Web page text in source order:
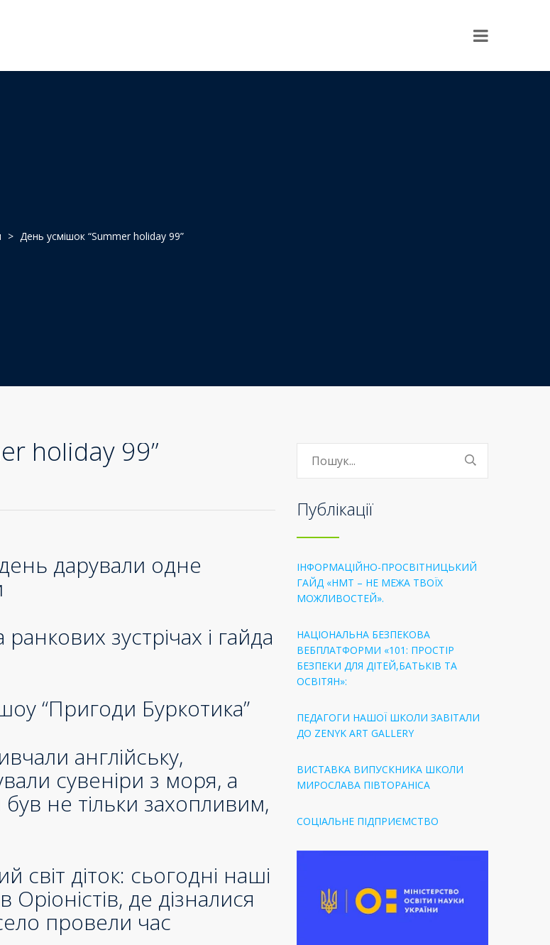
> День усмішок “Summer holiday 99”
holiday 99”
день дарували одне
зустрічах і гайда
“Пригоди Буркотика”
англійську,
сувеніри з моря, а
не тільки захопливим,
діток: сьогодні наші
де дізналися
провели час
Публікації
ІНФОРМАЦІЙНО-ПРОСВІТНИЦЬКИЙ
ГАЙД «НМТ – НЕ МЕЖА ТВОЇХ
МОЖЛИВОСТЕЙ».
НАЦІОНАЛЬНА БЕЗПЕКОВА
ВЕБПЛАТФОРМИ «101: ПРОСТІР
БЕЗПЕКИ ДЛЯ ДІТЕЙ,БАТЬКІВ ТА
ОСВІТЯН»:
ПЕДАГОГИ НАШОЇ ШКОЛИ ЗАВІТАЛИ
ДО ZENYK ART GALLERY
ВИСТАВКА ВИПУСКНИКА ШКОЛИ
МИРОСЛАВА ПІВТОРАНІСА
СОЦІАЛЬНЕ ПІДПРИЄМСТВО